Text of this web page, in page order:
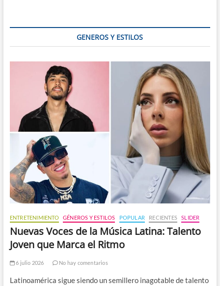
GENEROS Y ESTILOS
ENTRETENIMIENTO GÉNEROS Y ESTILOS POPULAR RECIENTES SLIDER
Nuevas Voces de la Música Latina: Talento
Joven que Marca el Ritmo
6 julio 2026 No hay comentarios
Latinoamérica sigue siendo un semillero inagotable de talento